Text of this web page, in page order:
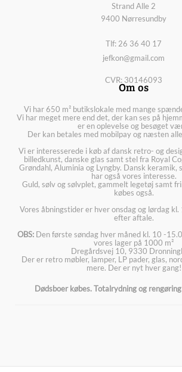
Strand Alle 2
9400 Nørresundby
Tlf: 26 36 40 17
jefkon@gmail.com
CVR: 30146093
Om os
Vi har 650 m² butikslokale med mange
Vi har meget mere end det, der kan ses på
er en oplevelse og besøget
Der kan betales med mobilpay og næsten
Vi er interesserede i køb af dansk retro- og
billedkunst, danske glas samt stel fra Royal
Grøndahl, Aluminia og Lyngby. Dansk keramik,
har også vores interesse.
Guld, sølv og sølvplet, gammelt legetøj samt
købes også.
Vores åbningstider er hver onsdag og lørdag
efter aftale.
OBS: Den første søndag hver måned kl. 10 -
vores lager på 1000 m²
Dregårdsvej 10, 9330
Der er retro møbler, lamper, LP pader, glas,
mere. Der er nyt hver gang!
Dødsboer købes. Totalrydning og